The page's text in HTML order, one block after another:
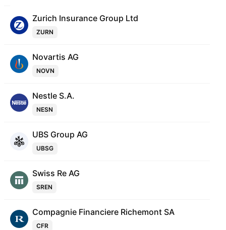
Zurich Insurance Group Ltd
ZURN
Novartis AG
NOVN
Nestle S.A.
NESN
UBS Group AG
UBSG
Swiss Re AG
SREN
Compagnie Financiere Richemont SA
CFR